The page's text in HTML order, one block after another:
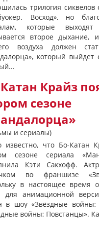
трилогия
Восход», но
которые
второе дыхание,
воздуха должен
который выйдет
Крайз
сезоне
и сериалы)
известно, что Бо-Катан
сезоне сериала
Кэти Сакхофф.
во франшизе
в настоящее время
для анимационной
в шоу «Звёздные
войны: Повстанцы».